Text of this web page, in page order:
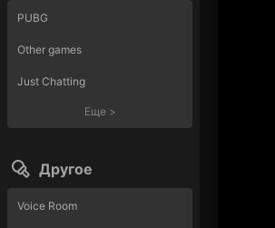
PUBG
Other games
Just Chatting
Еще>
Другое
Voice Room